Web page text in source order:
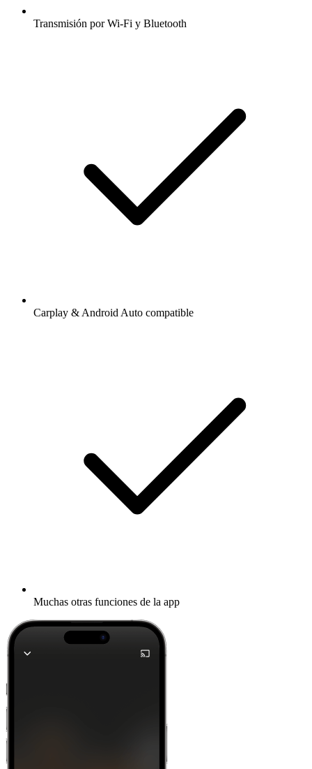
Transmisión por Wi-Fi y Bluetooth
Carplay & Android Auto compatible
Muchas otras funciones de la app